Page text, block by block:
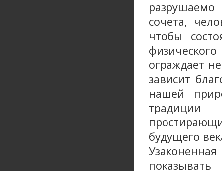
сочета,
чтобы
ограждает
зависит
нашей
будущего